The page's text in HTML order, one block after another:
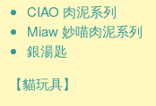
CIAO 肉泥系列
Miaw 妙喵肉泥系列
銀湯匙
【貓玩具】